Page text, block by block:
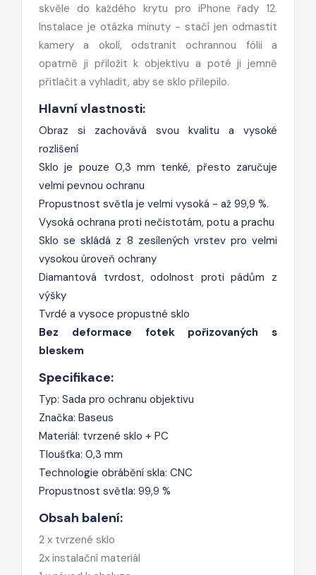
skvěle do každého krytu pro iPhone řady 12.
Instalace je otázka minuty - stačí jen odmastit
kamery a okolí, odstranit ochrannou fólii a
opatrně ji přiložit k objektivu a poté ji jemně
přitlačit a vyhladit, aby se sklo přilepilo.
Hlavní vlastnosti:
Obraz si zachovává svou kvalitu a vysoké
rozlišení
Sklo je pouze 0,3 mm tenké, přesto zaručuje
velmi pevnou ochranu
Propustnost světla je velmi vysoká - až 99,9 %.
Vysoká ochrana proti nečistotám, potu a prachu
Sklo se skládá z 8 zesílených vrstev pro velmi
vysokou úroveň ochrany
Diamantová tvrdost, odolnost proti pádům z
výšky
Tvrdé a vysoce propustné sklo
Bez deformace fotek pořizovaných s
bleskem
Specifikace:
Typ: Sada pro ochranu objektivu
Značka: Baseus
Materiál: tvrzené sklo + PC
Tloušťka: 0,3 mm
Technologie obrábění skla: CNC
Propustnost světla: 99,9 %
Obsah balení:
2 x tvrzené sklo
2x instalační materiál